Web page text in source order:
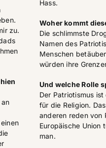
zu.
Hass.
Woher kommt
Die schlimmste
Namen des
Menschen
würden ihre
Und welche Rolle
Der Patriotismus
für die Religion.
anderen reden von
Europäische Union
man.